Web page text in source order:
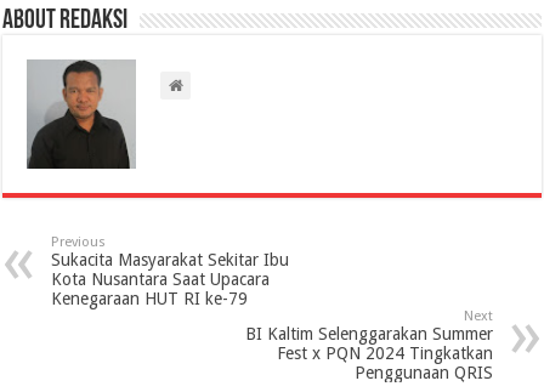
About Redaksi
Previous
Sukacita Masyarakat Sekitar Ibu
Kota Nusantara Saat Upacara
Kenegaraan HUT RI ke-79
Next
BI Kaltim Selenggarakan Summer
Fest x PQN 2024 Tingkatkan
Penggunaan QRIS